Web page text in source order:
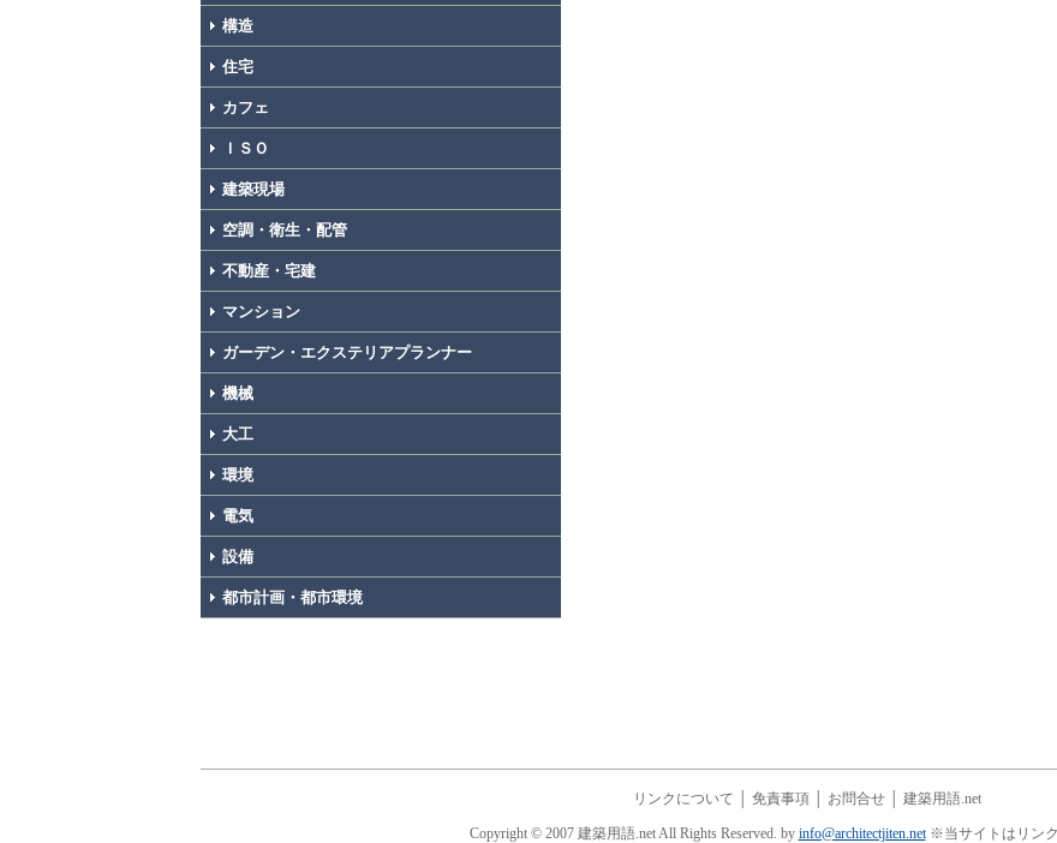
構造
住宅
カフェ
ＩＳＯ
建築現場
空調・衛生・配管
不動産・宅建
マンション
ガーデン・エクステリアプランナー
機械
大工
環境
電気
設備
都市計画・都市環境
リンクについて 免責事項 お問合せ 建築用語.net
Copyright © 2007 建築用語.net All Rights Reserved. by info@architectjiten.net※当サイトはリン